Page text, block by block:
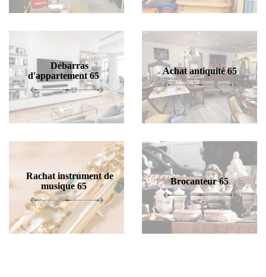
Débarras
d'appartement 65
Achat antiquité 65
Rachat instrument de
musique 65
Brocanteur 65